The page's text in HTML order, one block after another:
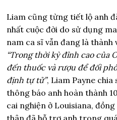
Liam cũng từng tiết lộ anh
nhất cuộc đời do sử dụng
nam ca sĩ vẫn đang là
“Trong thời kỳ đỉnh cao của
đến thuốc và rượu để đối
định tự tử”, Liam Payne chia
thông báo anh hoàn thành
cai nghiện ở Louisiana,